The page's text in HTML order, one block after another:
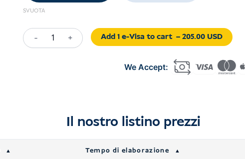
SVUOTA
-
Exhibition
+ Add 1 e-Visa to cart – 205.00 USD
Il nostro listino prezzi
Tempo di elaborazione